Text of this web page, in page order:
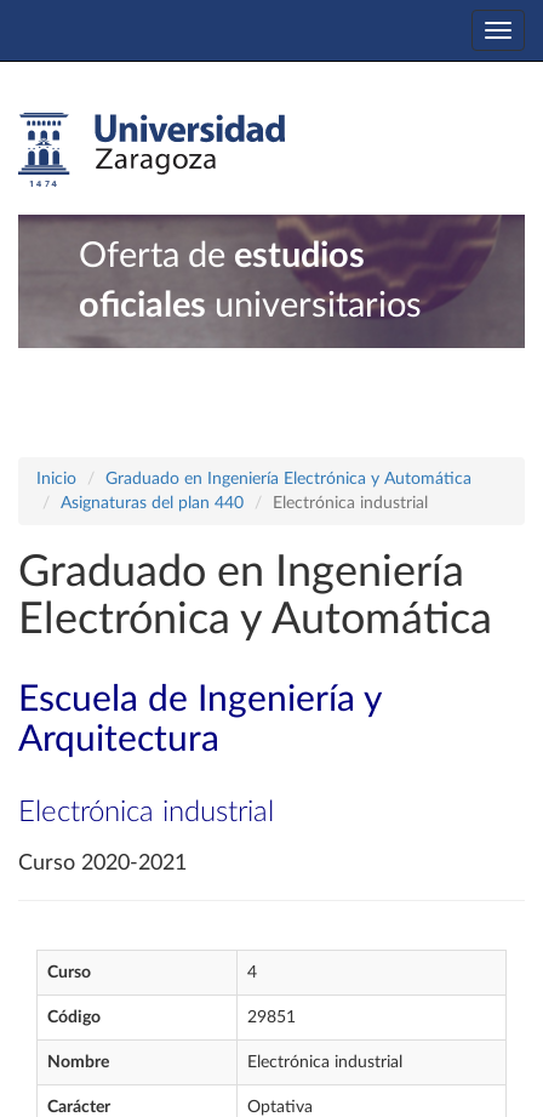
Oferta de estudios
oficiales universitarios
Inicio
Graduado en Ingeniería Electrónica y Automática
Asignaturas del plan 440
Electrónica industrial
Graduado en Ingeniería
Electrónica y Automática
Escuela de Ingeniería y
Arquitectura
Electrónica industrial
Curso 2020-2021
Curso 4
Código 29851
Nombre Electrónica industrial
Carácter Optativa